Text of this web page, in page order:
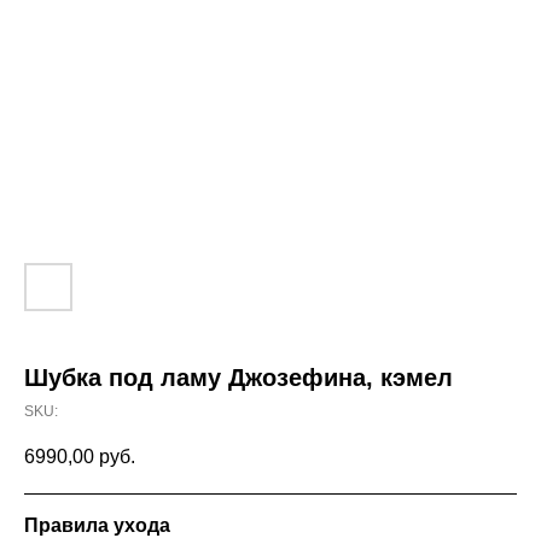
Шубка под ламу Джозефина, кэмел
SKU:
6990,00 руб.
Правила ухода